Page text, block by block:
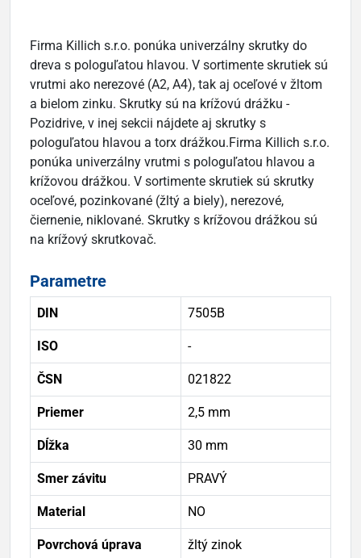
Firma Killich s.r.o. ponúka univerzálny skrutky do
dreva s pologuľatou hlavou. V sortimente skrutiek sú
vrutmi ako nerezové (A2, A4), tak aj oceľové v žltom
a bielom zinku. Skrutky sú na krížovú drážku -
Pozidrive, v inej sekcii nájdete aj skrutky s
pologuľatou hlavou a torx drážkou.Firma Killich s.r.o.
ponúka univerzálny vrutmi s pologuľatou hlavou a
krížovou drážkou. V sortimente skrutiek sú skrutky
oceľové, pozinkované (žltý a biely), nerezové,
čiernenie, niklované. Skrutky s krížovou drážkou sú
na krížový skrutkovač.
Parametre
DIN 7505B
ISO -
ČSN 021822
Priemer 2,5 mm
Dĺžka 30 mm
Smer závitu PRAVÝ
Material NO
Povrchová úprava žltý zinok